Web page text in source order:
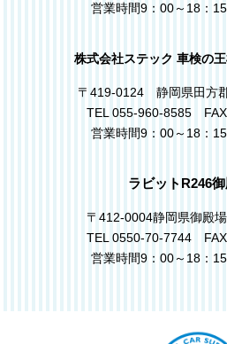
営業時間9：00～18：
株式会社ステック 車検の
〒419-0124 静岡県田方
TEL 055-960-8585
営業時間9：00～18：
ラビットR246
〒412-0004静岡県御殿
TEL 0550-70-7744
営業時間9：00～18：